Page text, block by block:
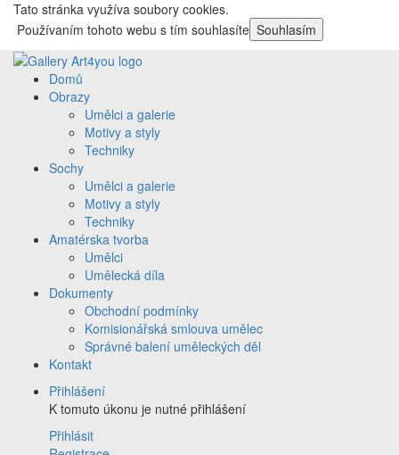
Tato stránka využíva soubory cookies.
Používaním tohoto webu s tím souhlasíte Souhlasím
Domů
Obrazy
Umělci a galerie
Motivy a styly
Techniky
Sochy
Umělci a galerie
Motivy a styly
Techniky
Amatérska tvorba
Umělci
Umělecká díla
Dokumenty
Obchodní podmínky
Komisionářská smlouva umělec
Správné balení uměleckých děl
Kontakt
Přihlášení
K tomuto úkonu je nutné přihlášení
Přihlásit